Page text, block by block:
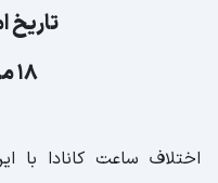
تاریخ
18 مرداد 05
اختلاف ساعت کانادا با